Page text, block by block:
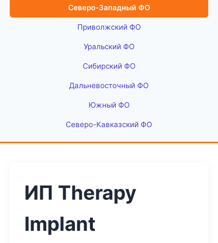
Северо-Западный ФО
Приволжский ФО
Уральский ФО
Сибирский ФО
Дальневосточный ФО
Южный ФО
Северо-Кавказский ФО
ИП Therapy
Implant